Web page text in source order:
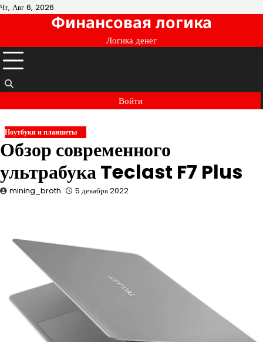
Перейти
Чт, Авг 6, 2026
Финансовая логика
Логика денег
Войти
Ноутбуки и планшеты
Обзор современного
ультрабука Teclast F7 Plus
mining_broth 5 декабря 2022